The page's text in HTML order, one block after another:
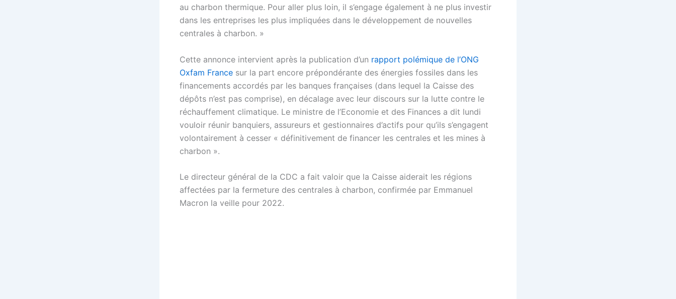
au charbon thermique. Pour aller plus loin, il s’engage également à ne plus investir
dans les entreprises les plus impliquées dans le développement de nouvelles
centrales à charbon. »
Cette annonce intervient après la publication d’un rapport polémique de l’ONG
Oxfam France sur la part encore prépondérante des énergies fossiles dans les
financements accordés par les banques françaises (dans lequel la Caisse des
dépôts n’est pas comprise), en décalage avec leur discours sur la lutte contre le
réchauffement climatique. Le ministre de l’Economie et des Finances a dit lundi
vouloir réunir banquiers, assureurs et gestionnaires d’actifs pour qu’ils s’engagent
volontairement à cesser « définitivement de financer les centrales et les mines à
charbon ».
Le directeur général de la CDC a fait valoir que la Caisse aiderait les régions
affectées par la fermeture des centrales à charbon, confirmée par Emmanuel
Macron la veille pour 2022.